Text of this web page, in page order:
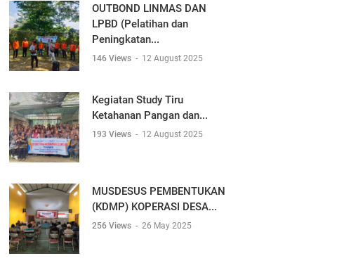
OUTBOND LINMAS DAN
LPBD (Pelatihan dan
Peningkatan...
146 Views - 12 August 2025
Kegiatan Study Tiru
Ketahanan Pangan dan...
193 Views - 12 August 2025
MUSDESUS PEMBENTUKAN
(KDMP) KOPERASI DESA...
256 Views - 26 May 2025